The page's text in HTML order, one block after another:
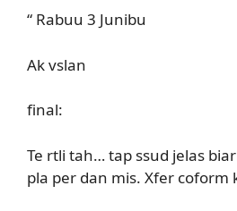
“ Rabuu 3 Junibu
Ak vslan
final:
Te rtli tah… tap ssud jelas
pla per dan mis. Xfer coform